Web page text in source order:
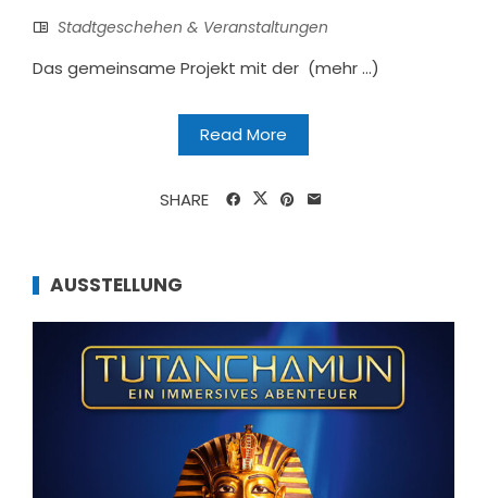
Stadtgeschehen & Veranstaltungen
Das gemeinsame Projekt mit der (mehr …)
Read More
SHARE
AUSSTELLUNG